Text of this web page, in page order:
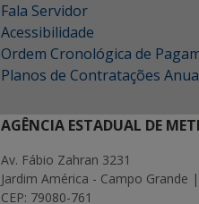
Fala Servidor
Acessibilidade
Ordem Cronológica de
Planos de Contratações
AGÊNCIA ESTADUAL DE
Av. Fábio Zahran 3231
Jardim América - Campo Grande
CEP: 79080-761